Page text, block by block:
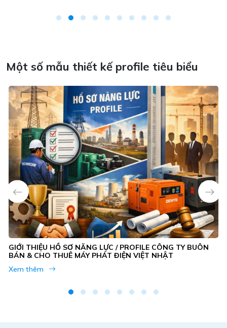
Một số mẫu thiết kế profile tiêu biểu
GIỚI THIỆU HỒ SƠ NĂNG LỰC / PROFILE CÔNG TY BUÔN
BÁN & CHO THUÊ MÁY PHÁT ĐIỆN VIỆT NHẬT
Xem thêm